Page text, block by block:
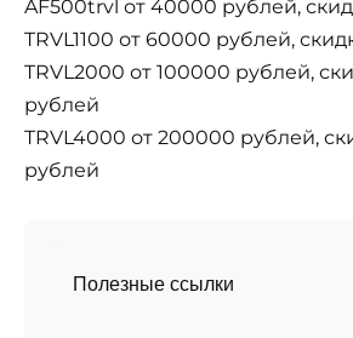
AF500trvl от 40000 рублей,
TRVL1100 от 60000 рублей,
TRVL2000 от 100000 рублей,
рублей
TRVL4000 от 200000 рублей,
рублей
Полезные ссылки